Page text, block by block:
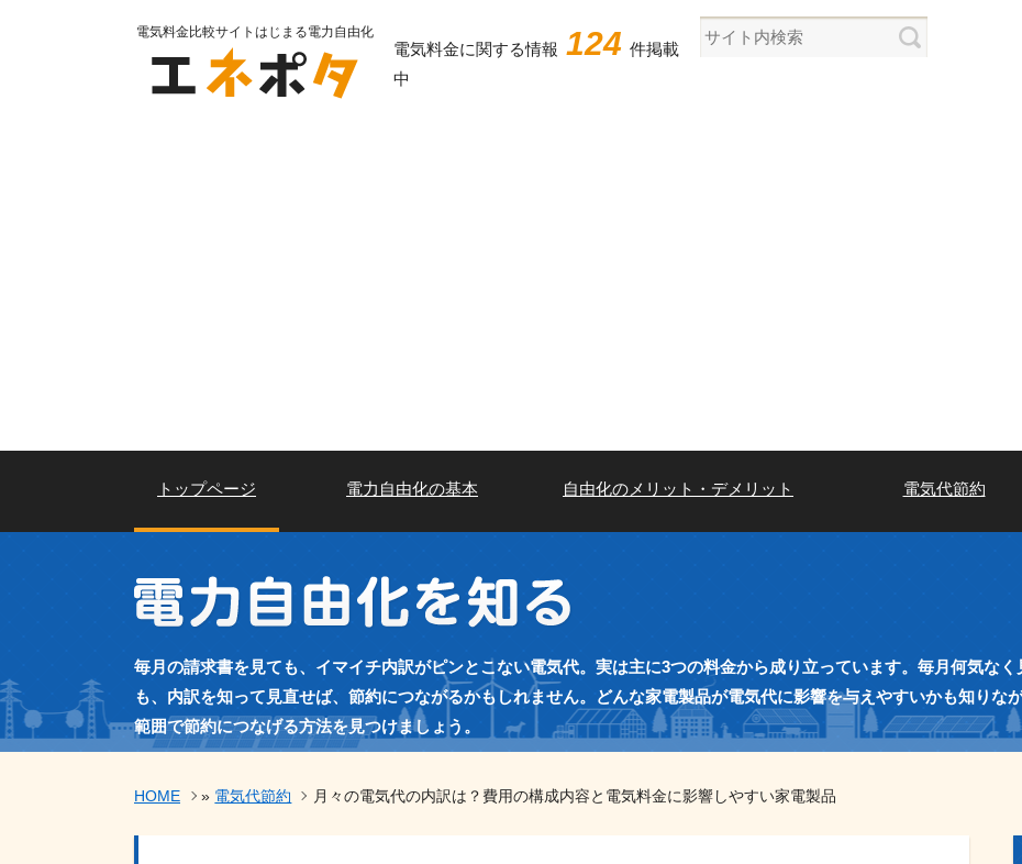
電気料金比較サイトはじまる電力自由化
電気料金に関する情報 124 件掲載
中
トップページ 電力自由化の基本 自由化のメリット・デメリット 電気代節約
毎月の請求書を見ても、イマイチ内訳がピンとこない電気代。実は主に3つの料金から成り立っています。毎月何気な
も、内訳を知って見直せば、節約につながるかもしれません。どんな家電製品が電気代に影響を与えやすいかも知りな
範囲で節約につなげる方法を見つけましょう。
HOME » 電気代節約 月々の電気代の内訳は？費用の構成内容と電気料金に影響しやすい家電製品